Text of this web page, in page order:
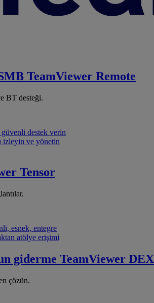
TeamViewer Remote
BT desteği.
güvenli destek verin
izleyin ve yönetin
Tensor
esnek, entegre
atölye erişimi
giderme TeamViewer DEX
çözün.